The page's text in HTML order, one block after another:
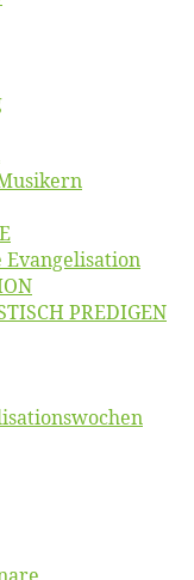
Evangelisation
PREDIGEN